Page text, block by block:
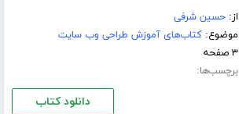
از:حسین شرفی
موضوع:کتاب‌های آموزش طراحی وب سایت
۳ صفحه
برچسب‌ها:
دانلود کتاب